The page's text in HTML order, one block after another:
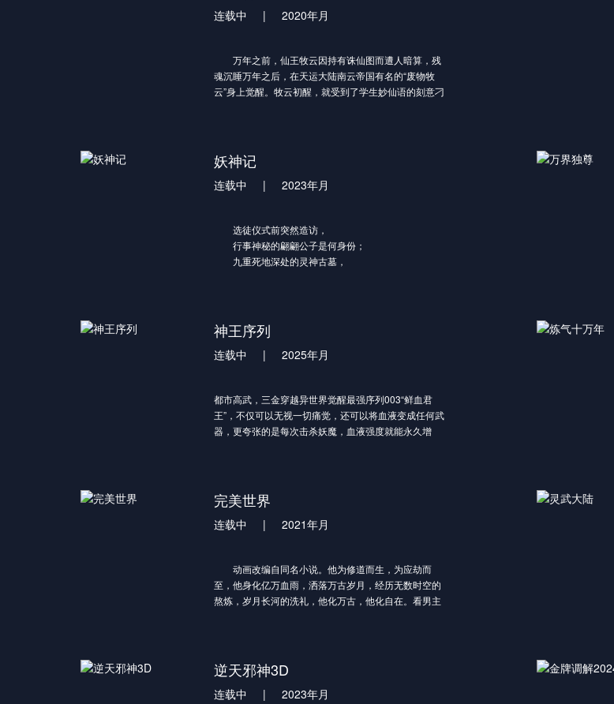
连载中 | 2020年月
万年之前，仙王牧云因持有诛仙图而遭人暗算，残
魂沉睡万年之后，在天运大陆南云帝国有名的“废物牧
云”身上觉醒。牧云初醒，就受到了学生妙仙语的刻意刁
消息。秦梦瑶寒毒在身，活不过二十岁，结亲不过是为
了牧家和秦家的利益。但牧林辰的劝说下，牧云以炼丹
为条件，答应了这门亲事。炼出了淬骨丹，牧云的修为
牧云阴差阳错下唤醒了体内的诛仙图，得知秦梦瑶体内
的并非寒毒，而是冰凰神魄。牧云治好了秦梦瑶，冰凰
神魄的力量使得秦梦瑶修为突飞猛进。在见识到了牧云
两立。 牧云借着诛仙图突破修为，去北云山脉历练，妙
狼，让妙仙语十分震惊。而被人指派暗杀幕运动柳山四
妖神记
连载中 | 2023年月
选徒仪式前突然造访，
行事神秘的翩翩公子是何身份；
九重死地深处的灵神古墓，
神王序列
连载中 | 2025年月
都市高武，三金穿越异世界觉醒最强序列003“鲜血君
王”，不仅可以无视一切痛觉，还可以将血液变成任何武
器，更夸张的是每次击杀妖魔，血液强度就能永久增
完美世界
连载中 | 2021年月
动画改编自同名小说。他为修道而生，为应劫而
至，他身化亿万血雨，洒落万古岁月，经历无数时空的
熬炼，岁月长河的洗礼，他化万古，他化自在。看男主
逆天邪神3D
连载中 | 2023年月